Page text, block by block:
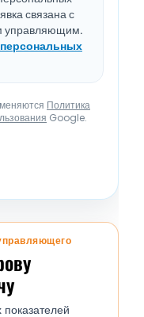
связана с
управляющим.
Политика
Google.